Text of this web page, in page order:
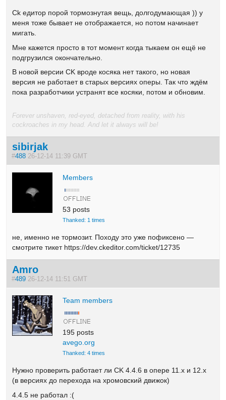
Ck едитор порой тормознутая вещь, долгодумающая )) у
меня тоже бывает не отображается, но потом начинает
мигать.
Мне кажется просто в тот момент когда тыкаем он ещё не
подгрузился окончательно.
В новой версии CK вроде косяка нет такого, но новая
версия не работает в старых версиях оперы. Так что ждём
пока разработчики устранят все косяки, потом и обновим.
Forever unshaven, red-eyed, detached from reality, with his
cockroaches in my head. And let it always will be!
sibirjak
#488 26-12-14 11:39 GMT
Members
53 posts
Thanked: 1 times
не, именно не тормозит. Походу это уже пофиксено —
смотрите тикет https://dev.ckeditor.com/ticket/12735
Amro
#489 26-12-14 11:51 GMT
Team members
195 posts
avego.org
Thanked: 4 times
Нужно проверить работает ли CK 4.4.6 в опере 11.x и 12.x
(в версиях до перехода на хромовский движок)
4.4.5 не работал :(